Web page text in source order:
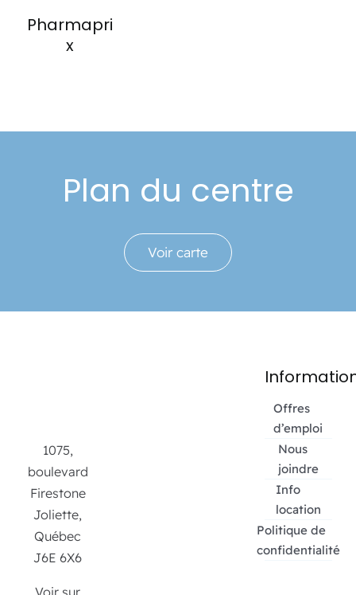
Pharmapri
x
Plan du centre
Voir carte
1075,
boulevard
Firestone
Joliette,
Québec
J6E 6X6
Offres
d’emploi
Nous
joindre
Info
location
Politique de
confidentialité